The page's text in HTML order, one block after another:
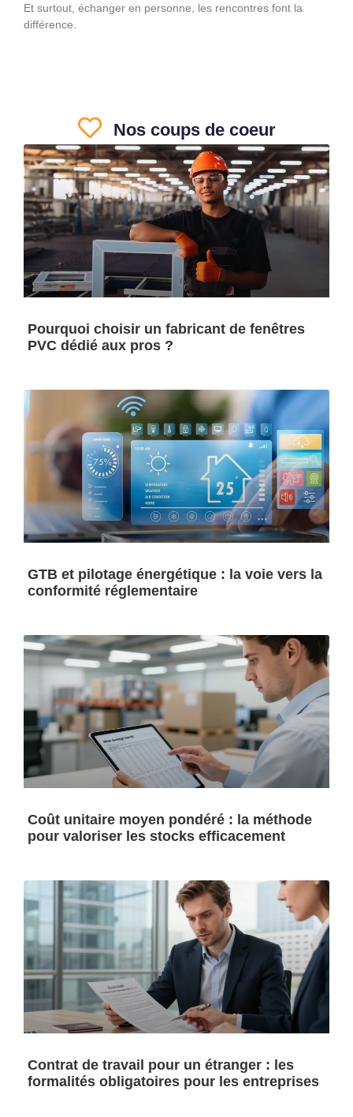
Et surtout, échanger en personne, les rencontres font la
différence.
Nos coups de coeur
Pourquoi choisir un fabricant de fenêtres
PVC dédié aux pros ?
GTB et pilotage énergétique : la voie vers la
conformité réglementaire
Coût unitaire moyen pondéré : la méthode
pour valoriser les stocks efficacement
Contrat de travail pour un étranger : les
formalités obligatoires pour les entreprises